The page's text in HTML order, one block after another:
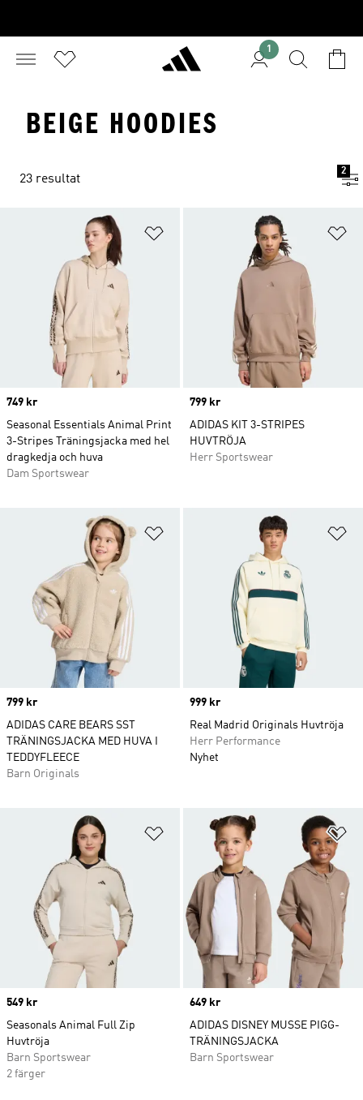
1
BEIGE HOODIES
23 resultat
2
Lägg till på önskelistan
Price
749 kr
Seasonal Essentials Animal Print
3-Stripes Träningsjacka med hel
dragkedja och huva
Dam Sportswear
Price
799 kr
ADIDAS KIT 3-STRIPES
HUVTRÖJA
Herr Sportswear
Lägg till på önskelistan
Price
799 kr
ADIDAS CARE BEARS SST
TRÄNINGSJACKA MED HUVA I
TEDDYFLEECE
Barn Originals
Price
999 kr
Real Madrid Originals Huvtröja
Herr Performance
Nyhet
Lägg till på önskelistan
Price
549 kr
Seasonals Animal Full Zip
Huvtröja
Barn Sportswear
2 färger
Price
649 kr
ADIDAS DISNEY MUSSE PIGG-
TRÄNINGSJACKA
Barn Sportswear